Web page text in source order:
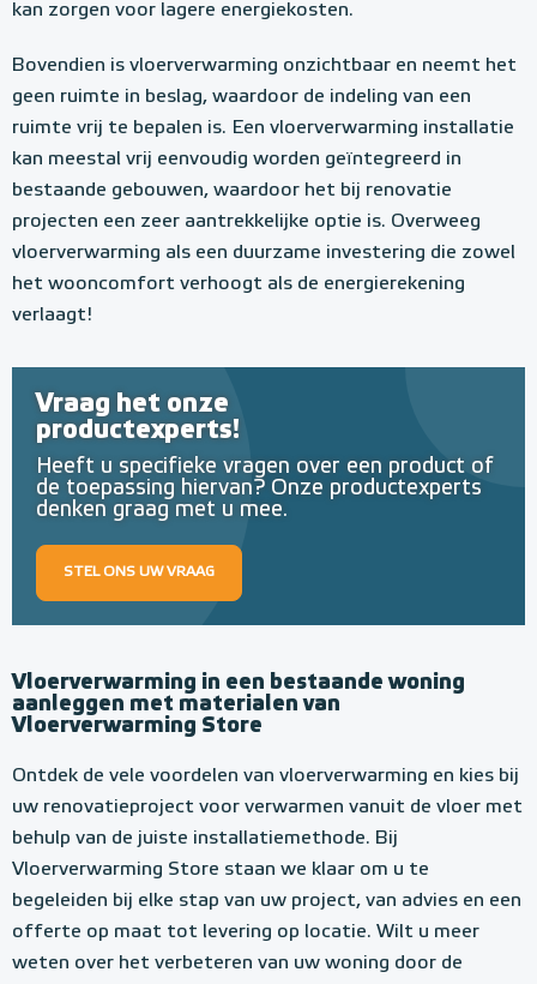
kan zorgen voor lagere energiekosten.
Bovendien is vloerverwarming onzichtbaar en neemt het
geen ruimte in beslag, waardoor de indeling van een
ruimte vrij te bepalen is. Een vloerverwarming installatie
kan meestal vrij eenvoudig worden geïntegreerd in
bestaande gebouwen, waardoor het bij renovatie
projecten een zeer aantrekkelijke optie is. Overweeg
vloerverwarming als een duurzame investering die zowel
het wooncomfort verhoogt als de energierekening
verlaagt!
Vraag het onze
productexperts!
Heeft u specifieke vragen over een product of
de toepassing hiervan? Onze productexperts
denken graag met u mee.
STEL ONS UW VRAAG
Vloerverwarming in een bestaande woning
aanleggen met materialen van
Vloerverwarming Store
Ontdek de vele voordelen van vloerverwarming en kies bij
uw renovatieproject voor verwarmen vanuit de vloer met
behulp van de juiste installatiemethode. Bij
Vloerverwarming Store staan we klaar om u te
begeleiden bij elke stap van uw project, van advies en een
offerte op maat tot levering op locatie. Wilt u meer
weten over het verbeteren van uw woning door de